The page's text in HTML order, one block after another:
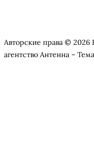
Авторские права ©
агентство Антенна – Тема